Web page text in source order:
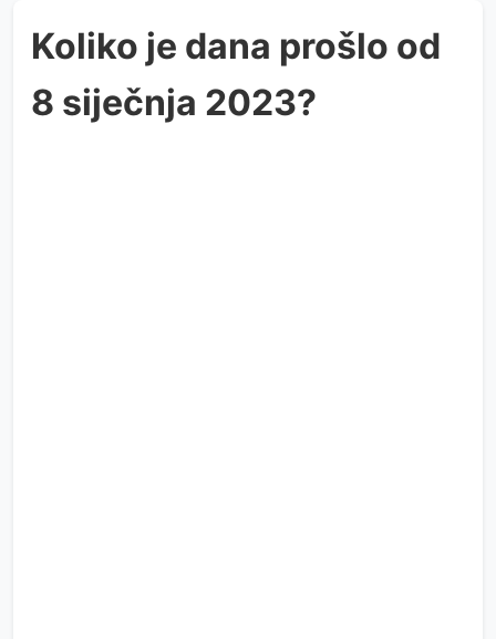
Koliko je dana prošlo od
8 siječnja 2023?